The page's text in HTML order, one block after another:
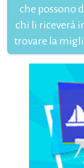
che possono
chi li riceverà
trovare la